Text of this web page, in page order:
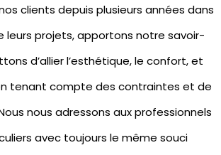
clients depuis plusieurs années dans
leurs projets, apportons notre savoir-
d’allier l’esthétique, le confort, et
tenant compte des contraintes et de
nous adressons aux professionnels
avec toujours le même souci